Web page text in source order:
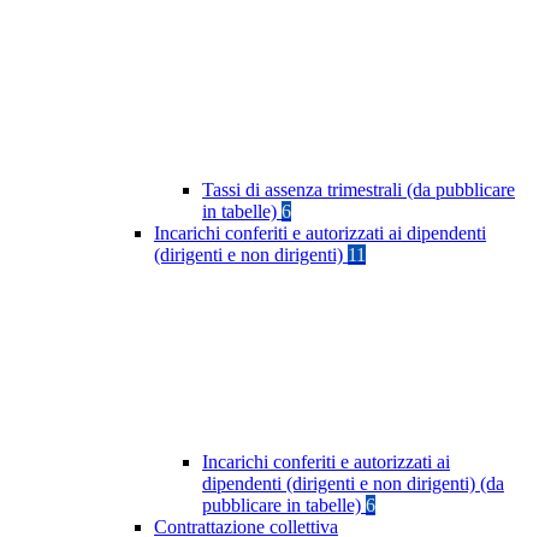
Tassi di assenza trimestrali (da pubblicare
in tabelle) 6
Incarichi conferiti e autorizzati ai dipendenti
(dirigenti e non dirigenti) 11
Incarichi conferiti e autorizzati ai
dipendenti (dirigenti e non dirigenti) (da
pubblicare in tabelle) 6
Contrattazione collettiva